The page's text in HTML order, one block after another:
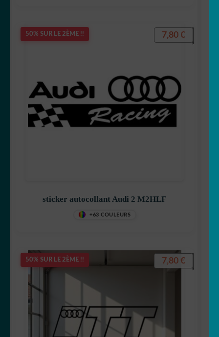
50% SUR LE 2ÈME !!
sticker autocollant Audi 2 M2HLF
+63 COULEURS
7,80 €
50% SUR LE 2ÈME !! 7,80 €